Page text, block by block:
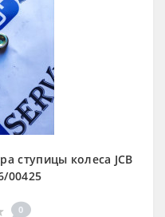
ступицы колеса JCB
00425
0